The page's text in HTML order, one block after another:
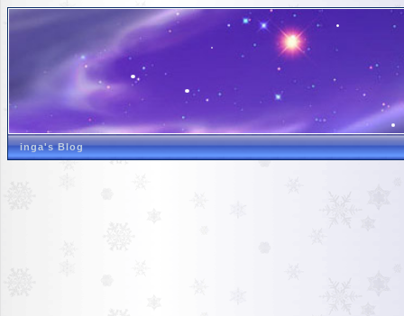
inga's Blog